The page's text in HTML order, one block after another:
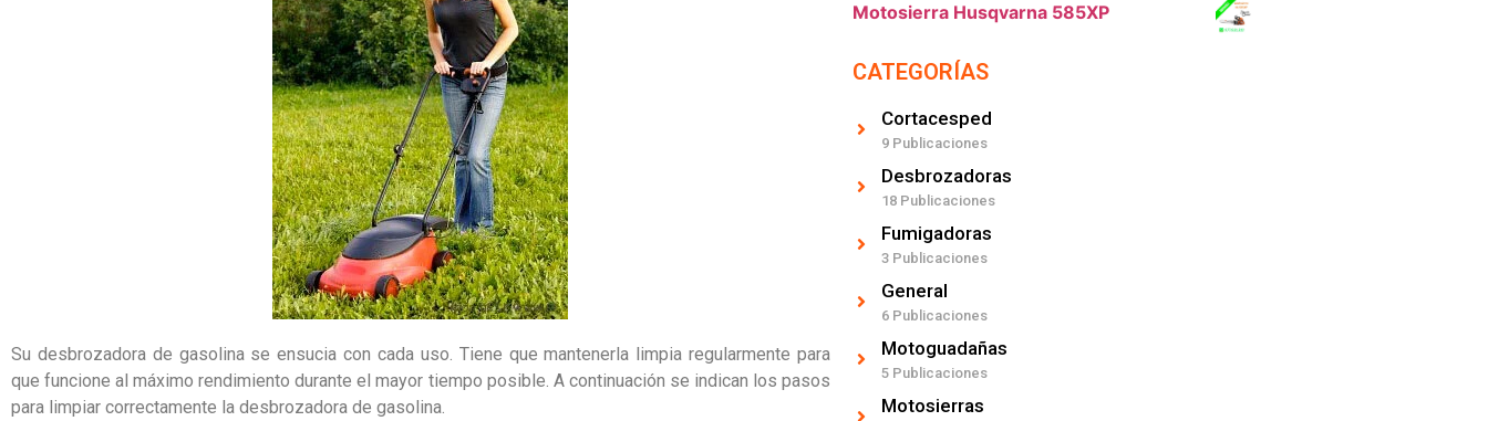
Su desbrozadora de gasolina se ensucia con cada uso. Tiene que mantenerla limpia regularmente para
que funcione al máximo rendimiento durante el mayor tiempo posible. A continuación se indican los pasos
para limpiar correctamente la desbrozadora de gasolina.
Motosierra Husqvarna 585XP
CATEGORÍAS
Cortacesped
9 Publicaciones
Desbrozadoras
18 Publicaciones
Fumigadoras
3 Publicaciones
General
6 Publicaciones
Motoguadañas
5 Publicaciones
Motosierras